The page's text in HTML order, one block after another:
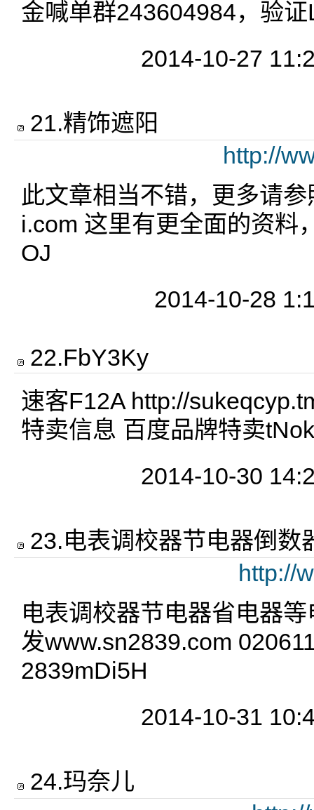
金喊单群243604984，验
2014-10-27
21.精饰遮阳
http://
此文章相当不错，更多请
i.com 这里有更全面的资料
OJ
2014-10-28
22.FbY3Ky
速客F12A http://
特卖信息 百度品牌特卖
2014-10-30
23.电表调校器节电器倒数
http://
电表调校器节电器省电器
发www.sn2839.com
2839mDi5H
2014-10-31
24.玛奈儿